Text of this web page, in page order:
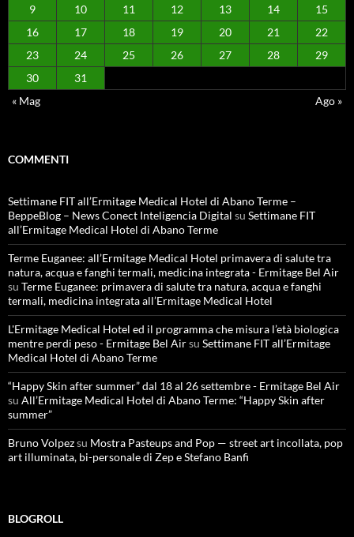
9
10 11 12 13 14
15
16
17 18 19 20 21
22
23
24 25 26 27 28
29
30
31
« Mag
Ago »
COMMENTI
Settimane FIT all’Ermitage Medical Hotel di Abano Terme –
BeppeBlog – News Conect Inteligencia Digital su Settimane FIT
all’Ermitage Medical Hotel di Abano Terme
Terme Euganee: all’Ermitage Medical Hotel primavera di salute tra
natura, acqua e fanghi termali, medicina integrata - Ermitage Bel Air
su Terme Euganee: primavera di salute tra natura, acqua e fanghi
termali, medicina integrata all’Ermitage Medical Hotel
L'Ermitage Medical Hotel ed il programma che misura l’età biologica
mentre perdi peso - Ermitage Bel Airsu Settimane FIT all’Ermitage
Medical Hotel di Abano Terme
“Happy Skin after summer” dal 18 al 26 settembre - Ermitage Bel Air
su All’Ermitage Medical Hotel di Abano Terme: “Happy Skin after
summer”
Bruno Volpezsu Mostra Pasteups and Pop — street art incollata, pop
art illuminata, bi-personale di Zep e Stefano Banfi
BLOGROLL